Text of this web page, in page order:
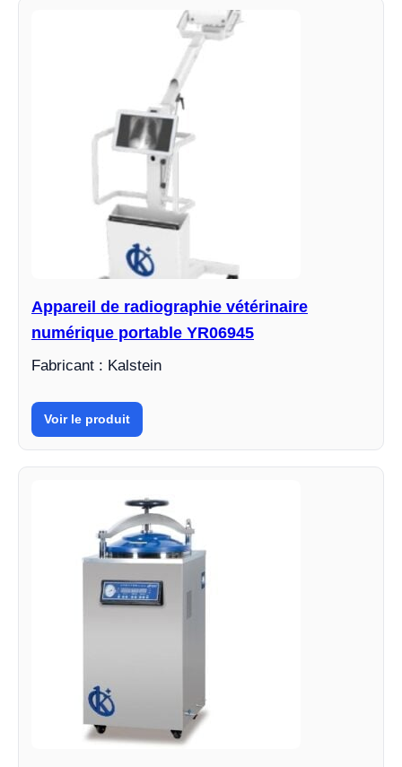
Appareil de radiographie vétérinaire
numérique portable YR06945
Fabricant : Kalstein
Voir le produit